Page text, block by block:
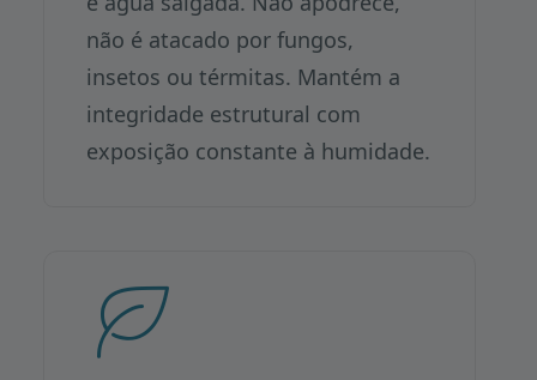
não é atacado por fungos,
insetos ou térmitas. Mantém a
integridade estrutural com
exposição constante à humidade.